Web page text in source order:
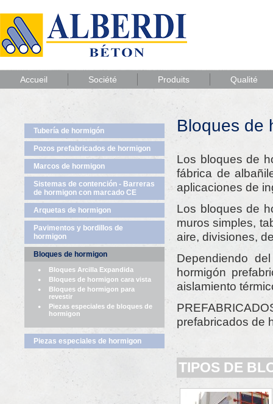
Accueil Société Produits Qualité
Tubería de hormigón
Pozos prefabricados de hormigon
Marcos de hormigon
Sistemas de contención - Barreras
de hormigon con marcado CE
Arquetas de hormigon
Pavimentos y bordillos de
hormigon
Bloques de hormigon
Bloques Arcilla Expandida
Bloques de hormigon cara vista
Bloques de hormigon para
revestir
Piezas especiales de bloques de
hormigon
Piezas especiales de hormigon
Bloques de
Los bloques de
fábrica de
aplicaciones de
Los bloques de
muros simples,
aire, divisiones,
Dependiendo
hormigón
aislamiento
prefabricados de
TIPOS DE